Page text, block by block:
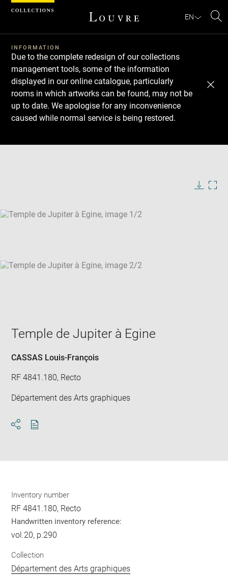
EN
INFORMATION
Due to the complete redesign of our collections
management tools, some of the information
displayed in our online catalogue, particularly
rooms in which artworks can be found, may not be
up to date. We apologise for any inconvenience
caused while normal service is being restored.
SKIP IMAGE CAROUSEL
Download
Next
Previous
Temple de Jupiter à Egine
CASSAS Louis-François
RF 4841.180, Recto
Département des Arts graphiques
Inventory number
RF 4841.180, Recto
Handwritten inventory reference:
vol.20, p.290
Collection
Département des Arts graphiques
Cookies management panel